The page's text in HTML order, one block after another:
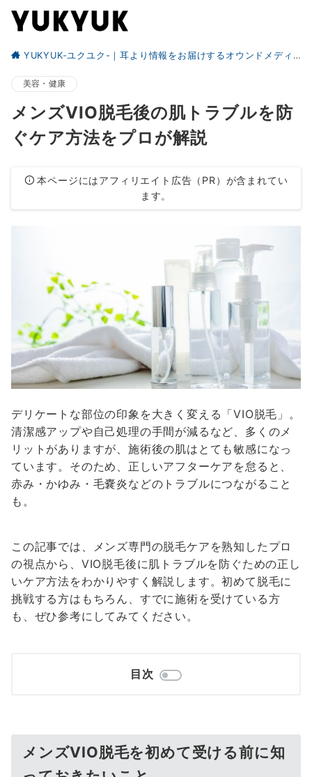
YUKYUK-ユクユク-｜耳より情報をお届けするオウンドメディア
美容・健康
メンズVIO脱毛後の肌トラブルを防
ぐケア方法をプロが解説
本ページにはアフィリエイト広告（PR）が含まれてい
ます。
デリケートな部位の印象を大きく変える「VIO脱毛」。
清潔感アップや自己処理の手間が減るなど、多くのメ
リットがありますが、施術後の肌はとても敏感になっ
ています。そのため、正しいアフターケアを怠ると、
赤み・かゆみ・毛嚢炎などのトラブルにつながること
も。
この記事では、メンズ専門の脱毛ケアを熟知したプロ
の視点から、VIO脱毛後に肌トラブルを防ぐための正し
いケア方法をわかりやすく解説します。初めて脱毛に
挑戦する方はもちろん、すでに施術を受けている方
も、ぜひ参考にしてみてください。
目次
メンズVIO脱毛を初めて受ける前に知